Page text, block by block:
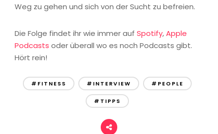
Weg zu gehen und sich von der Sucht zu befreien.
Die Folge findet ihr wie immer auf Spotify,Apple
Podcasts oder überall wo es noch Podcasts gibt.
Hört rein!
#FITNESS #INTERVIEW #PEOPLE
#TIPPS